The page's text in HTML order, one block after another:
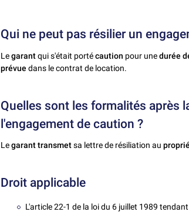
Qui ne peut pas résilier un
Legarantqui s'était portécaution pour unedurée
prévuedans le contrat de location.
Quelles sont les formalités après
l'engagement de caution ?
Legarant transmetsa lettre de résiliation au
Droit applicable
L'article 22-1 de la loi du 6 juillet 1989